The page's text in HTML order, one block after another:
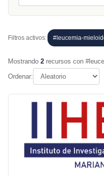
Filtros activos: #leucemia-
Mostrando 2 recursos con
Ordenar: